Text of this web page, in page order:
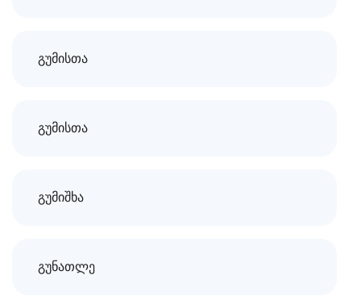
გუმისთა
გუმისთა
გუმიშხა
გუნათლე